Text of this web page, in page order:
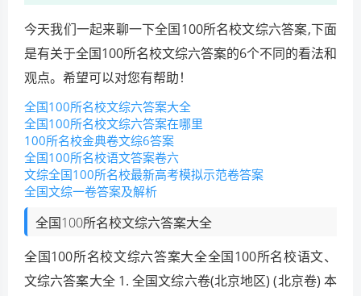
今天我们一起来聊一下全国100所名校文综六答案,下面
是有关于全国100所名校文综六答案的6个不同的看法和
观点。希望可以对您有帮助！
全国100所名校文综六答案大全
全国100所名校文综六答案在哪里
100所名校金典卷文综6答案
全国100所名校语文答案卷六
文综全国100所名校最新高考模拟示范卷答案
全国文综一卷答案及解析
全国100所名校文综六答案大全
全国100所名校文综六答案大全全国100所名校语文、
文综六答案大全 1. 全国文综六卷(北京地区) (北京卷) 本